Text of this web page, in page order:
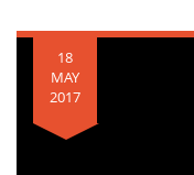
18
MAY
2017